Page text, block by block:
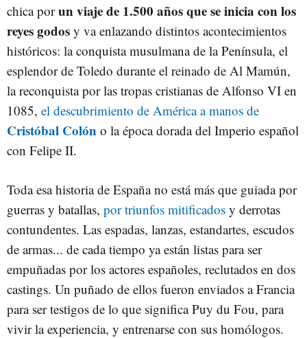
chica porun viaje de 1.500 años que se inicia con los
reyes godos y va enlazando distintos acontecimientos
históricos: la conquista musulmana de la Península, el
esplendor de Toledo durante el reinado de Al Mamún,
la reconquista por las tropas cristianas de Alfonso VI en
1085, el descubrimiento de América a manos de
Cristóbal Colón o la época dorada del Imperio español
con Felipe II.
Toda esa historia de España no está más que guiada por
guerras y batallas, por triunfos mitificados y derrotas
contundentes. Las espadas, lanzas, estandartes, escudos
de armas... de cada tiempo ya están listas para ser
empuñadas por los actores españoles, reclutados en dos
castings. Un puñado de ellos fueron enviados a Francia
para ser testigos de lo que significa Puy du Fou, para
vivir la experiencia, y entrenarse con sus homólogos.